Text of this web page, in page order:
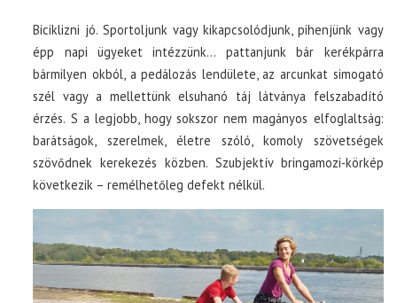
Biciklizni jó. Sportoljunk vagy kikapcsolódjunk, pihenjünk vagy
épp napi ügyeket intézzünk… pattanjunk bár kerékpárra
bármilyen okból, a pedálozás lendülete, az arcunkat simogató
szél vagy a mellettünk elsuhanó táj látványa felszabadító
érzés. S a legjobb, hogy sokszor nem magányos elfoglaltság:
barátságok, szerelmek, életre szóló, komoly szövetségek
szövődnek kerekezés közben. Szubjektív bringamozi-körkép
következik – remélhetőleg defekt nélkül.